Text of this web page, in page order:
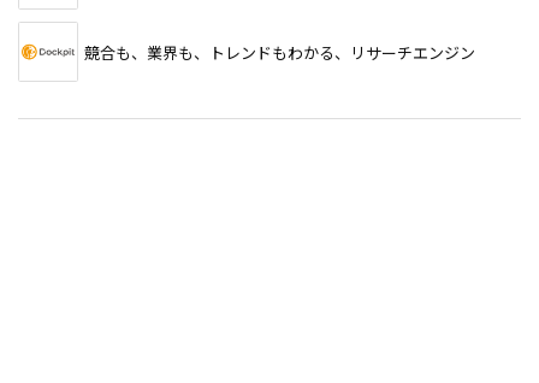
競合も、業界も、トレンドもわかる、リサーチエンジン